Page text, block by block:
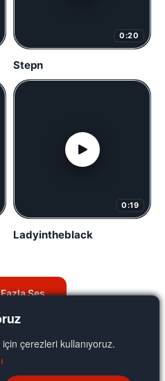
çerezleri kullanıyoruz.
0:20
Stepn
0:19
Ladyintheblack
Ses